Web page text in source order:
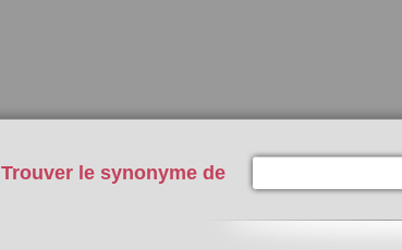
Trouver le synonyme de